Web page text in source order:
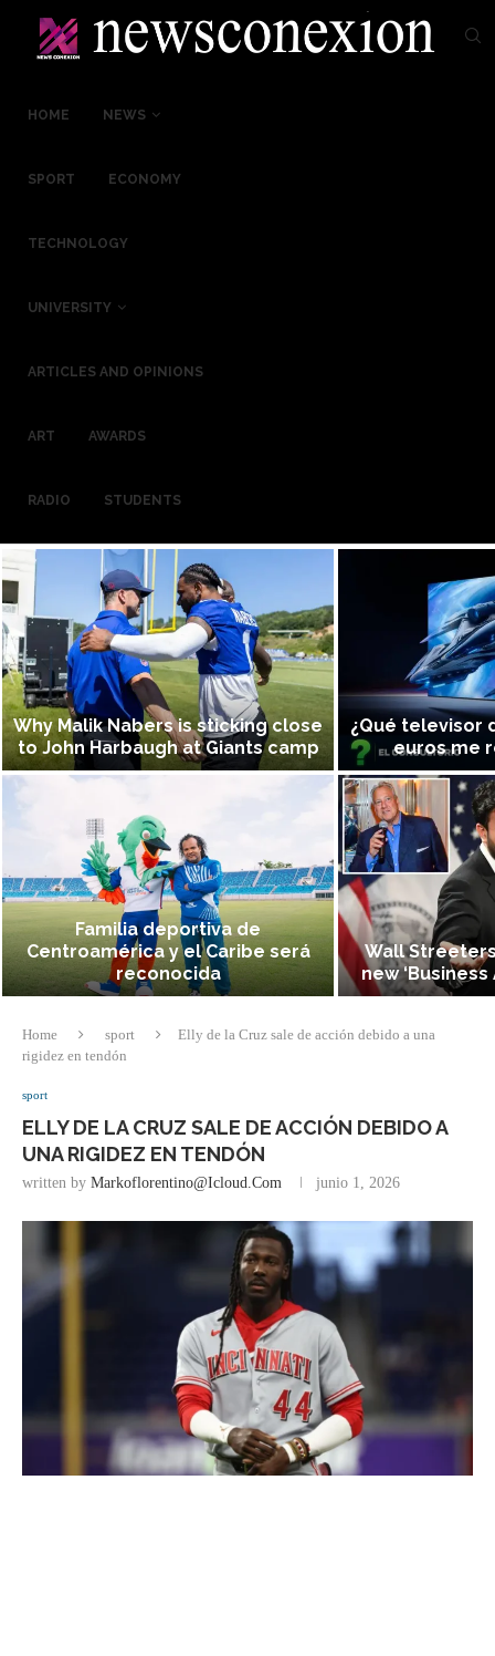
HOME NEWS
SPORT ECONOMY
TECHNOLOGY
UNIVERSITY
ARTICLES AND OPINIONS
ART AWARDS
RADIO STUDENTS
Why Malik Nabers is sticking close
to John Harbaugh at Giants camp
Familia deportiva de
Centroamérica y el Caribe será
reconocida
¿Qué televisor
euros me
Wall Streeters
new
Home sport
Elly de la Cruz sale de acción debido a una
rigidez en tendón
sport
ELLY DE LA CRUZ SALE DE ACCIÓN DEBIDO A
UNA RIGIDEZ EN TENDÓN
written by Markoflorentino@icloud.com junio 1, 2026